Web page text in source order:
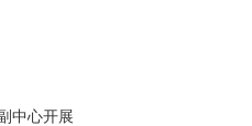
中心开展